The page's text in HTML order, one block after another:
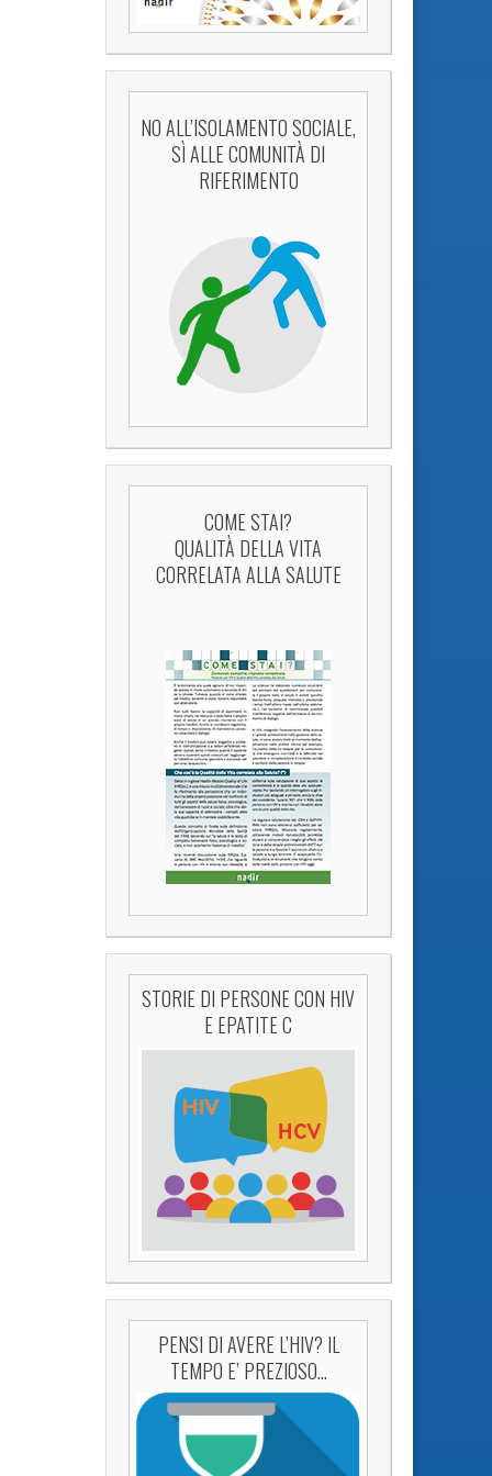
NO ALL’ISOLAMENTO SOCIALE,
SÌ ALLE COMUNITÀ DI
RIFERIMENTO
COME STAI?
QUALITÀ DELLA VITA
CORRELATA ALLA SALUTE
STORIE DI PERSONE CON HIV
E EPATITE C
PENSI DI AVERE L’HIV? IL
TEMPO E’ PREZIOSO…